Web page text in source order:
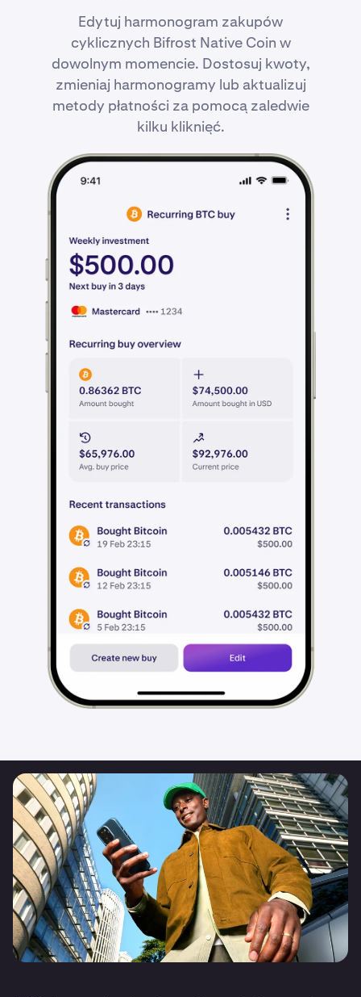
Edytuj harmonogram zakupów
cyklicznych Bifrost Native Coin w
dowolnym momencie. Dostosuj kwoty,
zmieniaj harmonogramy lub aktualizuj
metody płatności za pomocą zaledwie
kilku kliknięć.